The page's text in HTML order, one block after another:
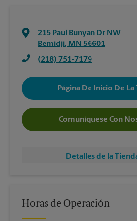
215 Paul Bunyan Dr NW
Bemidji, MN 56601
(218) 751-7179
Página De Inicio De La
Comuníquese Con
Detalles de la
Horas de Operación